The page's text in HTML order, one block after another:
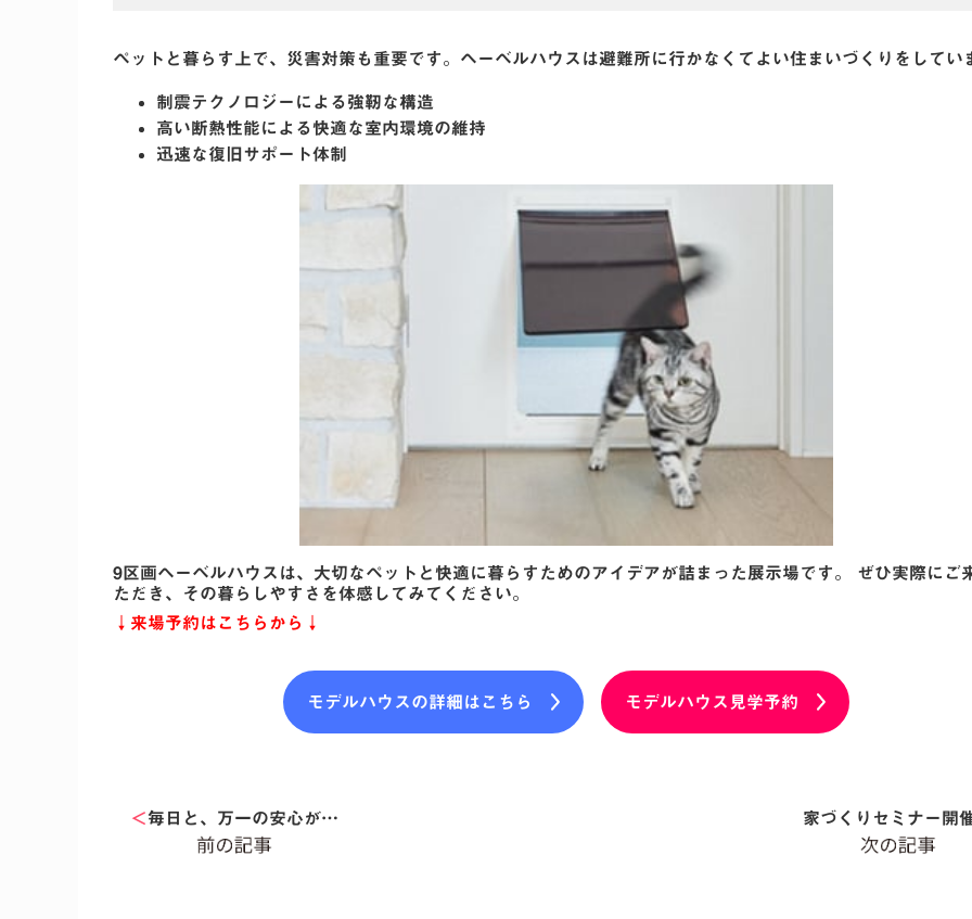
ペットと暮らす上で、災害対策も重要です。ヘーベルハウスは避難所に行かなくてよい住まいづくりをしてい
制震テクノロジーによる強靭な構造
高い断熱性能による快適な室内環境の維持
迅速な復旧サポート体制
9区画ヘーベルハウスは、大切なペットと快適に暮らすためのアイデアが詰まった展示場です。 ぜひ実際にご
ただき、その暮らしやすさを体感してみてください。
↓来場予約はこちらから↓
モデルハウスの詳細はこちら モデルハウス見学予約
＜毎日と、万一の安心が… 家づくりセミナー開